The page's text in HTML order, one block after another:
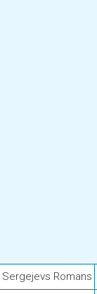
Sergejevs Romans